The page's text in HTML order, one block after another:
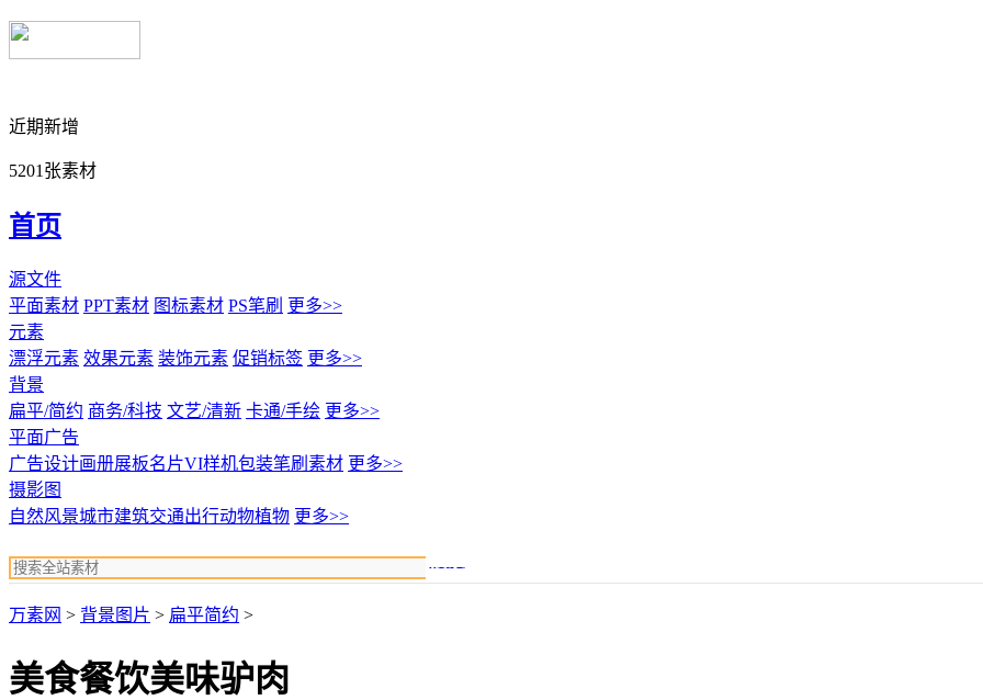
近期新增
5201张素材
首页
源文件
平面素材 PPT素材 图标素材 PS笔刷 更多>>
元素
漂浮元素 效果元素 装饰元素 促销标签 更多>>
背景
扁平/简约 商务/科技 文艺/清新 卡通/手绘 更多>>
平面广告
广告设计画册展板名片VI样机包装笔刷素材 更多>>
摄影图
自然风景城市建筑交通出行动物植物 更多>>
万素网 > 背景图片 > 扁平简约 >
美食餐饮美味驴肉